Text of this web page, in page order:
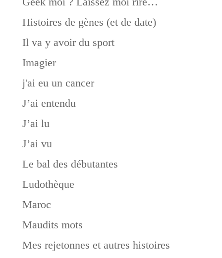
Histoires de gènes (et de date)
Il va y avoir du sport
Imagier
j'ai eu un cancer
J’ai entendu
J’ai lu
J’ai vu
Le bal des débutantes
Ludothèque
Maroc
Maudits mots
Mes rejetonnes et autres histoires